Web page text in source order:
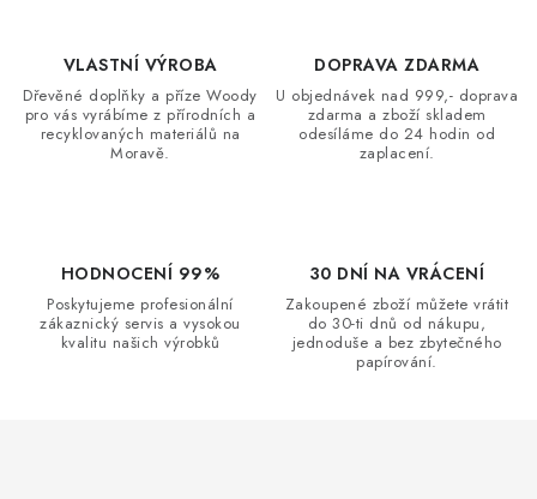
ká
VLASTNÍ VÝROBA
Dřevěné doplňky a příze Woody
pro vás vyrábíme z přírodních a
recyklovaných materiálů na
Moravě.
DOPRAVA ZDARMA
U objednávek nad 999,- doprava
zdarma a zboží skladem
odesíláme do 24 hodin od
zaplacení.
HODNOCENÍ 99%
Poskytujeme profesionální
zákaznický servis a vysokou
kvalitu našich výrobků
30 DNÍ NA VRÁCENÍ
Zakoupené zboží můžete vrátit
do 30-ti dnů od nákupu,
jednoduše a bez zbytečného
papírování.